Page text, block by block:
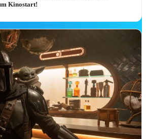
Disney Deals & Angebote
Die besten Blu-ray-, 4K- & Streaming-Deals –
handverlesen.
Kinostart!